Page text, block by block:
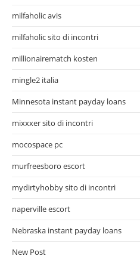
milfaholic avis
milfaholic sito di incontri
millionairematch kosten
mingle2 italia
Minnesota instant payday loans
mixxxer sito di incontri
mocospace pc
murfreesboro escort
mydirtyhobby sito di incontri
naperville escort
Nebraska instant payday loans
New Post